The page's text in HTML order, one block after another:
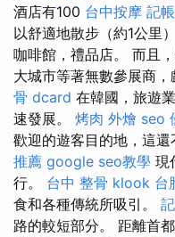
酒店有100 台中按摩 記
以舒適地散步（約1公里
咖啡館，禮品店。 而且
大城市等著無數參展商
骨 dcard 在韓國，旅遊
速發展。 烤肉 外燴 seo
歡迎的遊客目的地，這還
推薦 google seo教學 現
行。 台中 整骨 klook 台
食和各種傳統所吸引。
路的較短部分。 距離首